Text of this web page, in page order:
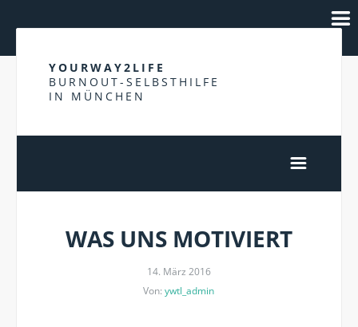
YOURWAY2LIFE
BURNOUT-SELBSTHILFE
IN MÜNCHEN
WAS UNS MOTIVIERT
14. März 2016
Von:ywtl_admin